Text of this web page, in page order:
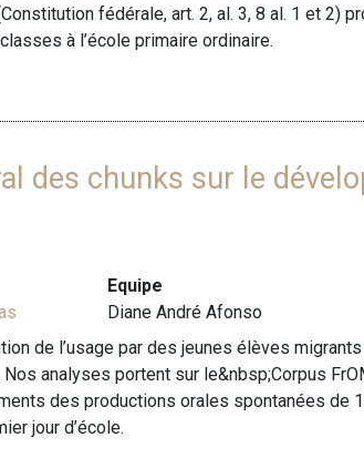
fédérale, art. 2, al. 3, 8 al. 1 et 2)
à l’école primaire ordinaire.
des chunks sur le
Equipe
Diane André Afonso
de l’usage par des jeunes élèves
analyses portent sur le&nbsp;Corpus
des productions orales spontanées de
jour d’école.